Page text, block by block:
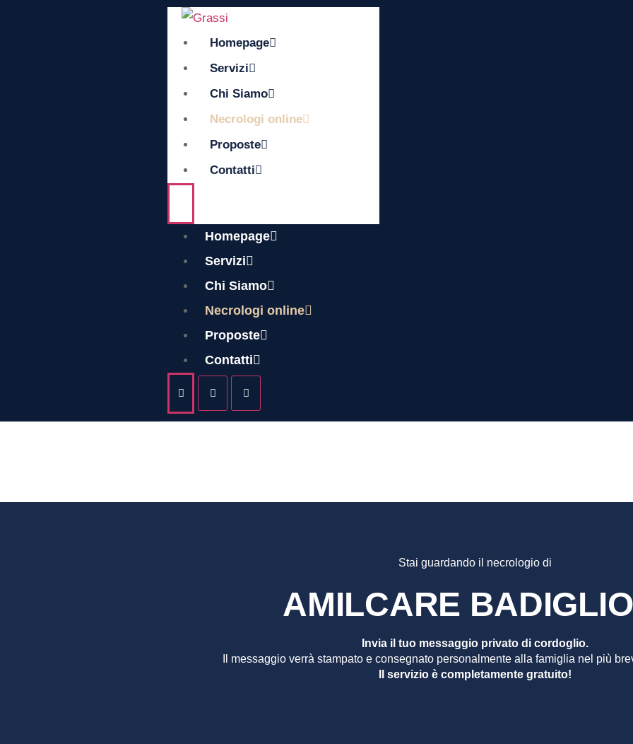
Homepage
Servizi
Chi Siamo
Necrologi online
Proposte
Contatti
Homepage
Servizi
Chi Siamo
Necrologi online
Proposte
Contatti
AMILCARE
BADIGLIONI
Stai guardando il necrologio di
AMILCARE
Invia il tuo messaggio privato di cordoglio.
Il messaggio verrà stampato e consegnato personalmente alla famiglia nel più
Il servizio è completamente gratuito!